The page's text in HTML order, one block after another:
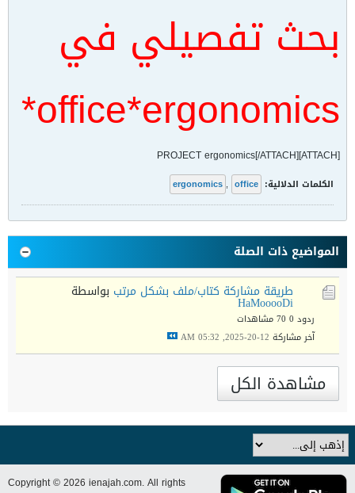
بحث تفصيلي في
office*ergonomics*
[ATTACH]PROJECT ergonomics[/ATTACH]
الكلمات الدلالية: ergonomics , office
المواضيع ذات الصلة
طريقة مشاركة كتاب/ملف بشكل مرتب بواسطة
HaMooooDi
ردود 0
70 مشاهدات
آخر مشاركة 12-20-2025, 05:32 AM
مشاهدة الكل
Copyright © 2026 ienajah.com. All rights